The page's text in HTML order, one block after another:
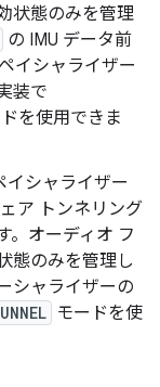
状態のみを管理
の IMU データ前
イシャライザー
装で
を使用できま
イシャライザー
ア トンネリング
。オーディオ フ
態のみを管理し
シャライザーの
モードを使